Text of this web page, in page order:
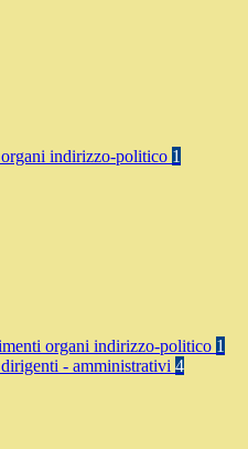
indirizzo-politico 1
organi indirizzo-politico 1
- amministrativi 4